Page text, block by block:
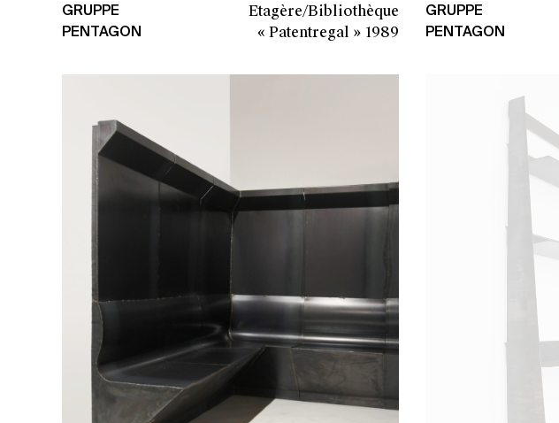
GRUPPE
PENTAGON
Etagère/Bibliothèque
« Patentregal » 1989
GRUPPE
PENTAGON